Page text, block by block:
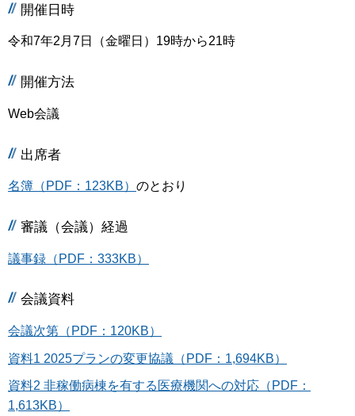
開催日時
令和7年2月7日（金曜日）19時から21時
開催方法
Web会議
出席者
名簿（PDF：123KB） のとおり
審議（会議）経過
議事録（PDF：333KB）
会議資料
会議次第（PDF：120KB）
資料1 2025プランの変更協議（PDF：1,694KB）
資料2 非稼働病棟を有する医療機関への対応（PDF：
1,613KB）